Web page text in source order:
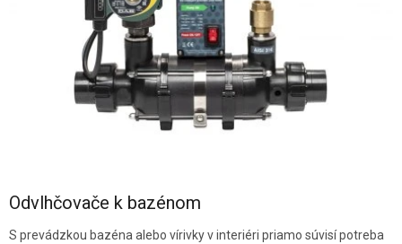
Odvlhčovače k bazénom
S prevádzkou bazéna alebo vírivky v interiéri priamo súvisí potreba